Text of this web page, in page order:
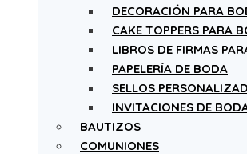
DECORACIÓN PARA
CAKE TOPPERS PARA
LIBROS DE FIRMAS
PAPELERÍA DE BODA
SELLOS
INVITACIONES DE
BAUTIZOS
COMUNIONES